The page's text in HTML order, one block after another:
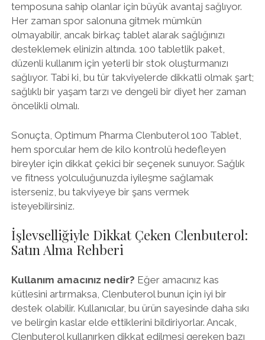
temposuna sahip olanlar için büyük avantaj sağlıyor.
Her zaman spor salonuna gitmek mümkün
olmayabilir, ancak birkaç tablet alarak sağlığınızı
desteklemek elinizin altında. 100 tabletlik paket,
düzenli kullanım için yeterli bir stok oluşturmanızı
sağlıyor. Tabi ki, bu tür takviyelerde dikkatli olmak şart;
sağlıklı bir yaşam tarzı ve dengeli bir diyet her zaman
öncelikli olmalı.
Sonuçta, Optimum Pharma Clenbuterol 100 Tablet,
hem sporcular hem de kilo kontrolü hedefleyen
bireyler için dikkat çekici bir seçenek sunuyor. Sağlık
ve fitness yolculuğunuzda iyileşme sağlamak
isterseniz, bu takviyeye bir şans vermek
isteyebilirsiniz.
İşlevselliğiyle Dikkat Çeken Clenbuterol:
Satın Alma Rehberi
Kullanım amacınız nedir? Eğer amacınız kas
kütlesini artırmaksa, Clenbuterol bunun için iyi bir
destek olabilir. Kullanıcılar, bu ürün sayesinde daha sıkı
ve belirgin kaslar elde ettiklerini bildiriyorlar. Ancak,
Clenbuterol kullanırken dikkat edilmesi gereken bazı